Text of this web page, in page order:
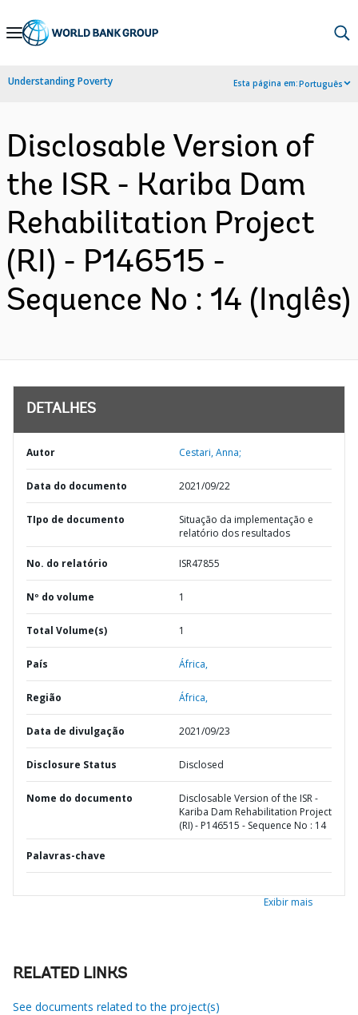
Skip
Navigation
Understanding Poverty Esta página em:Português
Disclosable Version of
the ISR - Kariba Dam
Rehabilitation Project
(RI) - P146515 -
Sequence No : 14 (Inglês)
DETALHES
Autor Cestari, Anna;
Data do documento 2021/09/22
TIpo de documento
Situação da implementação e
relatório dos resultados
No. do relatório ISR47855
Nº do volume 1
Total Volume(s) 1
País África,
Região África,
Data de divulgação 2021/09/23
Disclosure Status Disclosed
Nome do documento
Disclosable Version of the ISR -
Kariba Dam Rehabilitation Project
(RI) - P146515 - Sequence No : 14
Palavras-chave
Exibir mais
RELATED LINKS
See documents related to the project(s)